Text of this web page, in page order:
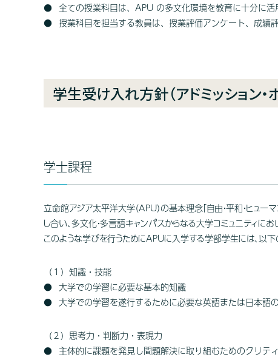
全ての授業科目は、APU の多文化環境を教育に十分に
授業科目を担当する教員は、授業評価アンケート、成績
学生受け入れ方針（アドミッション・
学士課程
立命館アジア太平洋大学（APU）の基本理念「自由・平和・ヒュ
し合い、多文化・多言語キャンパスからなる大学コミュニティ
このような学びを行うためにAPUに入学する学部学生には、以下
（１）知識・技能
大学での学習に必要な基本的知識
大学での学習を遂行するために必要な英語または日本語
（２）思考力・判断力・表現力
主体的に課題を発見し間題解決に取り組むためのクリテ